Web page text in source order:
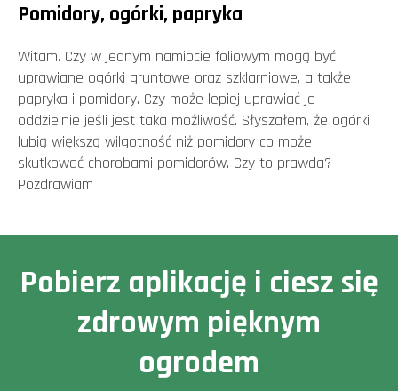
Pomidory, ogórki, papryka
Witam. Czy w jednym namiocie foliowym mogą być
uprawiane ogórki gruntowe oraz szklarniowe, a także
papryka i pomidory. Czy może lepiej uprawiać je
oddzielnie jeśli jest taka możliwość. Słyszałem, że ogórki
lubią większą wilgotność niż pomidory co może
skutkować chorobami pomidorów. Czy to prawda?
Pozdrawiam
Pobierz aplikację i ciesz się
zdrowym pięknym
ogrodem